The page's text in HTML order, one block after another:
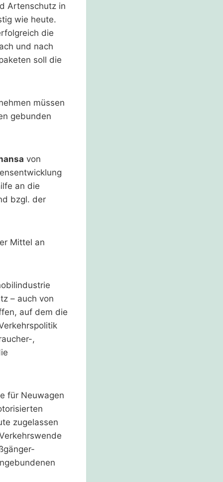
Artenschutz in
wie heute.
die
und nach
soll die
müssen
gebunden
von
an die
bzgl. der
Mittel an
– auch von
auf dem die
,
für Neuwagen
zugelassen